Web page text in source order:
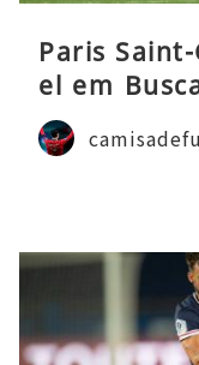
Paris
el em
ecutivo da